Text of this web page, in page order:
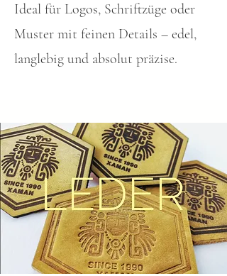
Ideal für Logos, Schriftzüge oder
Muster mit feinen Details – edel,
langlebig und absolut präzise.